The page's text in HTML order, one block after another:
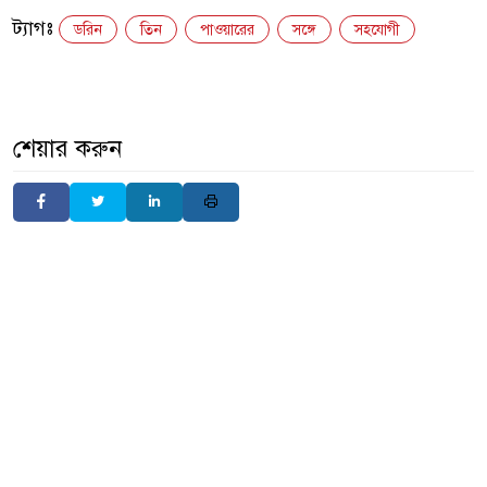
ট্যাগঃ ডরিন তিন পাওয়ারের সঙ্গে সহযোগী
শেয়ার করুন